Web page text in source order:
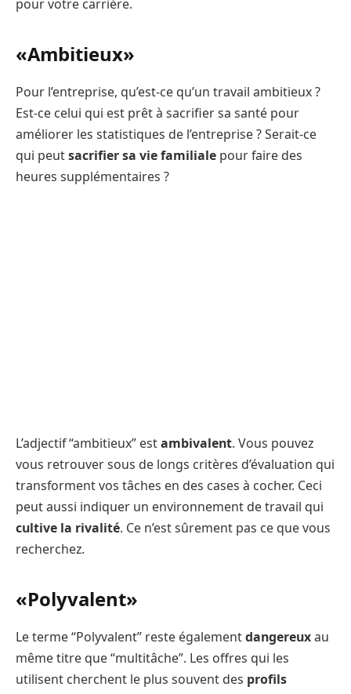
pour votre carrière.
«Ambitieux»
Pour l’entreprise, qu’est-ce qu’un travail ambitieux ?
Est-ce celui qui est prêt à sacrifier sa santé pour
améliorer les statistiques de l’entreprise ? Serait-ce
qui peutsacrifier sa vie familiale pour faire des
heures supplémentaires ?
L’adjectif “ambitieux” estambivalent. Vous pouvez
vous retrouver sous de longs critères d’évaluation qui
transforment vos tâches en des cases à cocher. Ceci
peut aussi indiquer un environnement de travail qui
cultive la rivalité. Ce n’est sûrement pas ce que vous
recherchez.
«Polyvalent»
Le terme “Polyvalent” reste égalementdangereuxau
même titre que “multitâche”. Les offres qui les
utilisent cherchent le plus souvent des profils